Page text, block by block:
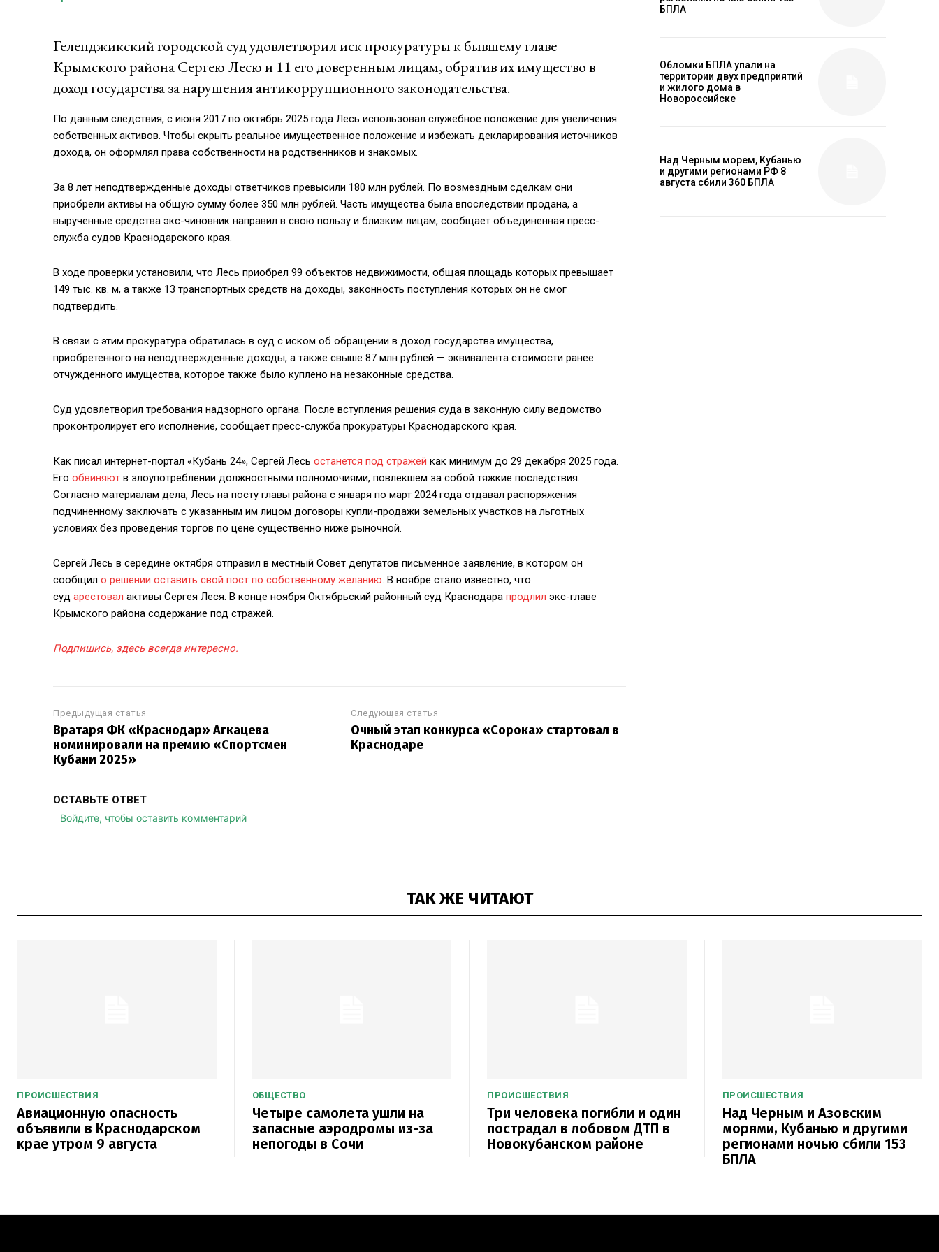
Геленджикский городской суд удовлетворил иск прокуратуры к бывшему главе
Крымского района Сергею Лесю и 11 его доверенным лицам, обратив их имущество в
доход государства за нарушения антикоррупционного законодательства.
По данным следствия, с июня 2017 по октябрь 2025 года Лесь использовал служебное положение для увеличения
собственных активов. Чтобы скрыть реальное имущественное положение и избежать декларирования источников
дохода, он оформлял права собственности на родственников и знакомых.
За 8 лет неподтвержденные доходы ответчиков превысили 180 млн рублей. По возмездным сделкам они
приобрели активы на общую сумму более 350 млн рублей. Часть имущества была впоследствии продана, а
вырученные средства экс-чиновник направил в свою пользу и близким лицам, сообщает объединенная пресс-
служба судов Краснодарского края.
В ходе проверки установили, что Лесь приобрел 99 объектов недвижимости, общая площадь которых превышает
149 тыс. кв. м, а также 13 транспортных средств на доходы, законность поступления которых он не смог
подтвердить.
В связи с этим прокуратура обратилась в суд с иском об обращении в доход государства имущества,
приобретенного на неподтвержденные доходы, а также свыше 87 млн рублей — эквивалента стоимости ранее
отчужденного имущества, которое также было куплено на незаконные средства.
Суд удовлетворил требования надзорного органа. После вступления решения суда в законную силу ведомство
проконтролирует его исполнение, сообщает пресс-служба прокуратуры Краснодарского края.
Как писал интернет-портал «Кубань 24», Сергей Лесь останется под стражей как минимум до 29 декабря 2025 года.
Его обвиняют в злоупотреблении должностными полномочиями, повлекшем за собой тяжкие последствия.
Согласно материалам дела, Лесь на посту главы района с января по март 2024 года отдавал распоряжения
подчиненному заключать с указанным им лицом договоры купли-продажи земельных участков на льготных
условиях без проведения торгов по цене существенно ниже рыночной.
Сергей Лесь в середине октября отправил в местный Совет депутатов письменное заявление, в котором он
сообщил о решении оставить свой пост по собственному желанию. В ноябре стало известно, что
суд арестовал активы Сергея Леся. В конце ноября Октябрьский районный суд Краснодара продлил экс-главе
Крымского района содержание под стражей.
Подпишись, здесь всегда интересно.
Предыдущая статья
Вратаря ФК «Краснодар» Агкацева
номинировали на премию «Спортсмен
Кубани 2025»
Следующая статья
Очный этап конкурса «Сорока» стартовал в
Краснодаре
ОСТАВЬТЕ ОТВЕТ
Войдите, чтобы оставить комментарий
БПЛА
Обломки БПЛА упали на
территории двух предприятий
и жилого дома в
Новороссийске
Над Черным морем, Кубанью
и другими регионами РФ 8
августа сбили 360 БПЛА
ТАК ЖЕ ЧИТАЮТ
ПРОИСШЕСТВИЯ
Авиационную опасность
объявили в Краснодарском
крае утром 9 августа
ОБЩЕСТВО
Четыре самолета ушли на
запасные аэродромы из-за
непогоды в Сочи
ПРОИСШЕСТВИЯ
Три человека погибли и один
пострадал в лобовом ДТП в
Новокубанском районе
ПРОИСШЕСТВИЯ
Над Черным и Азовским
морями, Кубанью и другими
регионами ночью сбили 153
БПЛА